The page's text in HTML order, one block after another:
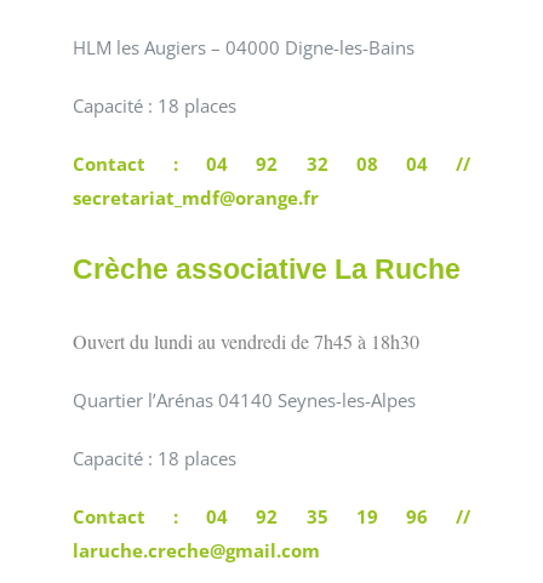
HLM les Augiers – 04000 Digne-les-Bains
Capacité : 18 places
Contact : 04 92 32 08 04 //
secretariat_mdf@orange.fr
Crèche associative La Ruche
Ouvert du lundi au vendredi de 7h45 à 18h30
Quartier l’Arénas 04140 Seynes-les-Alpes
Capacité : 18 places
Contact : 04 92 35 19 96 //
laruche.creche@gmail.com